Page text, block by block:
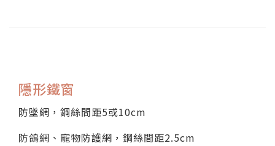
隱形鐵窗
防墜網，鋼絲間距5或10cm
防鴿網、寵物防護網，鋼絲間距2.5cm